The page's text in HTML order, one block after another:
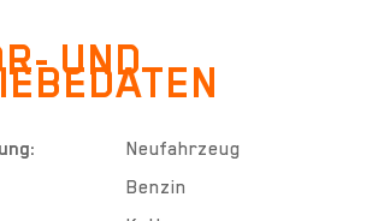
UND
Neufahrzeug
Benzin